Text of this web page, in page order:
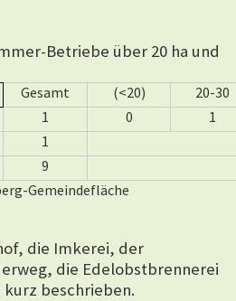
Betriebe über 20 ha und
Gesamt (<20)
20-30
1 0
1
1
9
Gemeindefläche
die Imkerei, der
die Edelobstbrennerei
beschrieben.